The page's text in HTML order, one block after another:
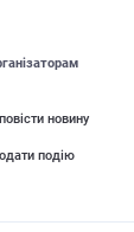
новину
подію